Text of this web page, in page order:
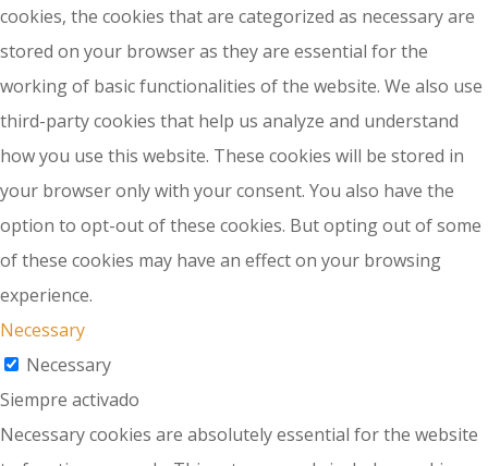
cookies, the cookies that are categorized as necessary are
stored on your browser as they are essential for the
working of basic functionalities of the website. We also use
third-party cookies that help us analyze and understand
how you use this website. These cookies will be stored in
your browser only with your consent. You also have the
option to opt-out of these cookies. But opting out of some
of these cookies may have an effect on your browsing
experience.
Necessary
Necessary
Siempre activado
Necessary cookies are absolutely essential for the website